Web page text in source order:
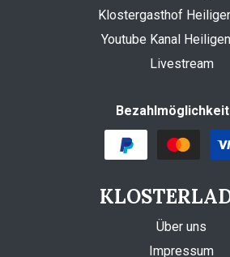
Klostergasthof
Youtube Kanal
Livestream
Über uns
Impressum